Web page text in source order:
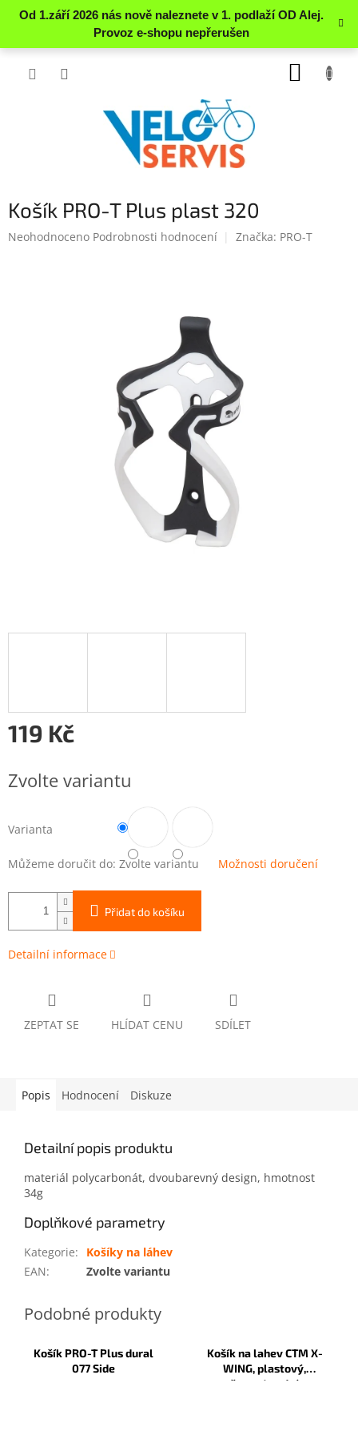
Přejít
Košík PRO-T Plus plast 320
Průměrné
Neohodnoceno Podrobnosti hodnocení Značka: PRO-T
119 Kč
cena:
Zvolte variantu
Varianta
Můžeme doručit do: Zvolte variantu Možnosti doručení
Přidat do košíku
Detailní informace
ZEPTAT SE HLÍDAT CENU SDÍLET
Popis Hodnocení Diskuze
Detailní popis produktu
materiál polycarbonát, dvoubarevný design, hmotnost
34g
Doplňkové parametry
Kategorie:
Košíky na láhev
EAN: Zvolte variantu
Košík PRO-T Plus dural
077 Side
Košík na lahev CTM X-
WING, plastový,
černa/modrá